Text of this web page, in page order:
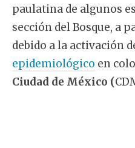
paulatina de algunos
sección del Bosque, a
debido a la activación
epidemiológico en
Ciudad de México (